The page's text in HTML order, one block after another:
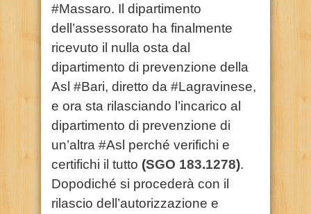
#Massaro. Il dipartimento
dell’assessorato ha finalmente
ricevuto il nulla osta dal
dipartimento di prevenzione della
Asl #Bari, diretto da #Lagravinese,
e ora sta rilasciando l’incarico al
dipartimento di prevenzione di
un’altra #Asl perché verifichi e
certifichi il tutto (SGO 183.1278).
Dopodiché si procederà con il
rilascio dell’autorizzazione e